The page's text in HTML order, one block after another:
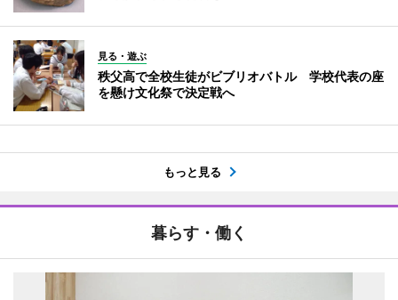
見る・遊ぶ
秩父高で全校生徒がビブリオバトル 学校代表の座
を懸け文化祭で決定戦へ
もっと見る
暮らす・働く